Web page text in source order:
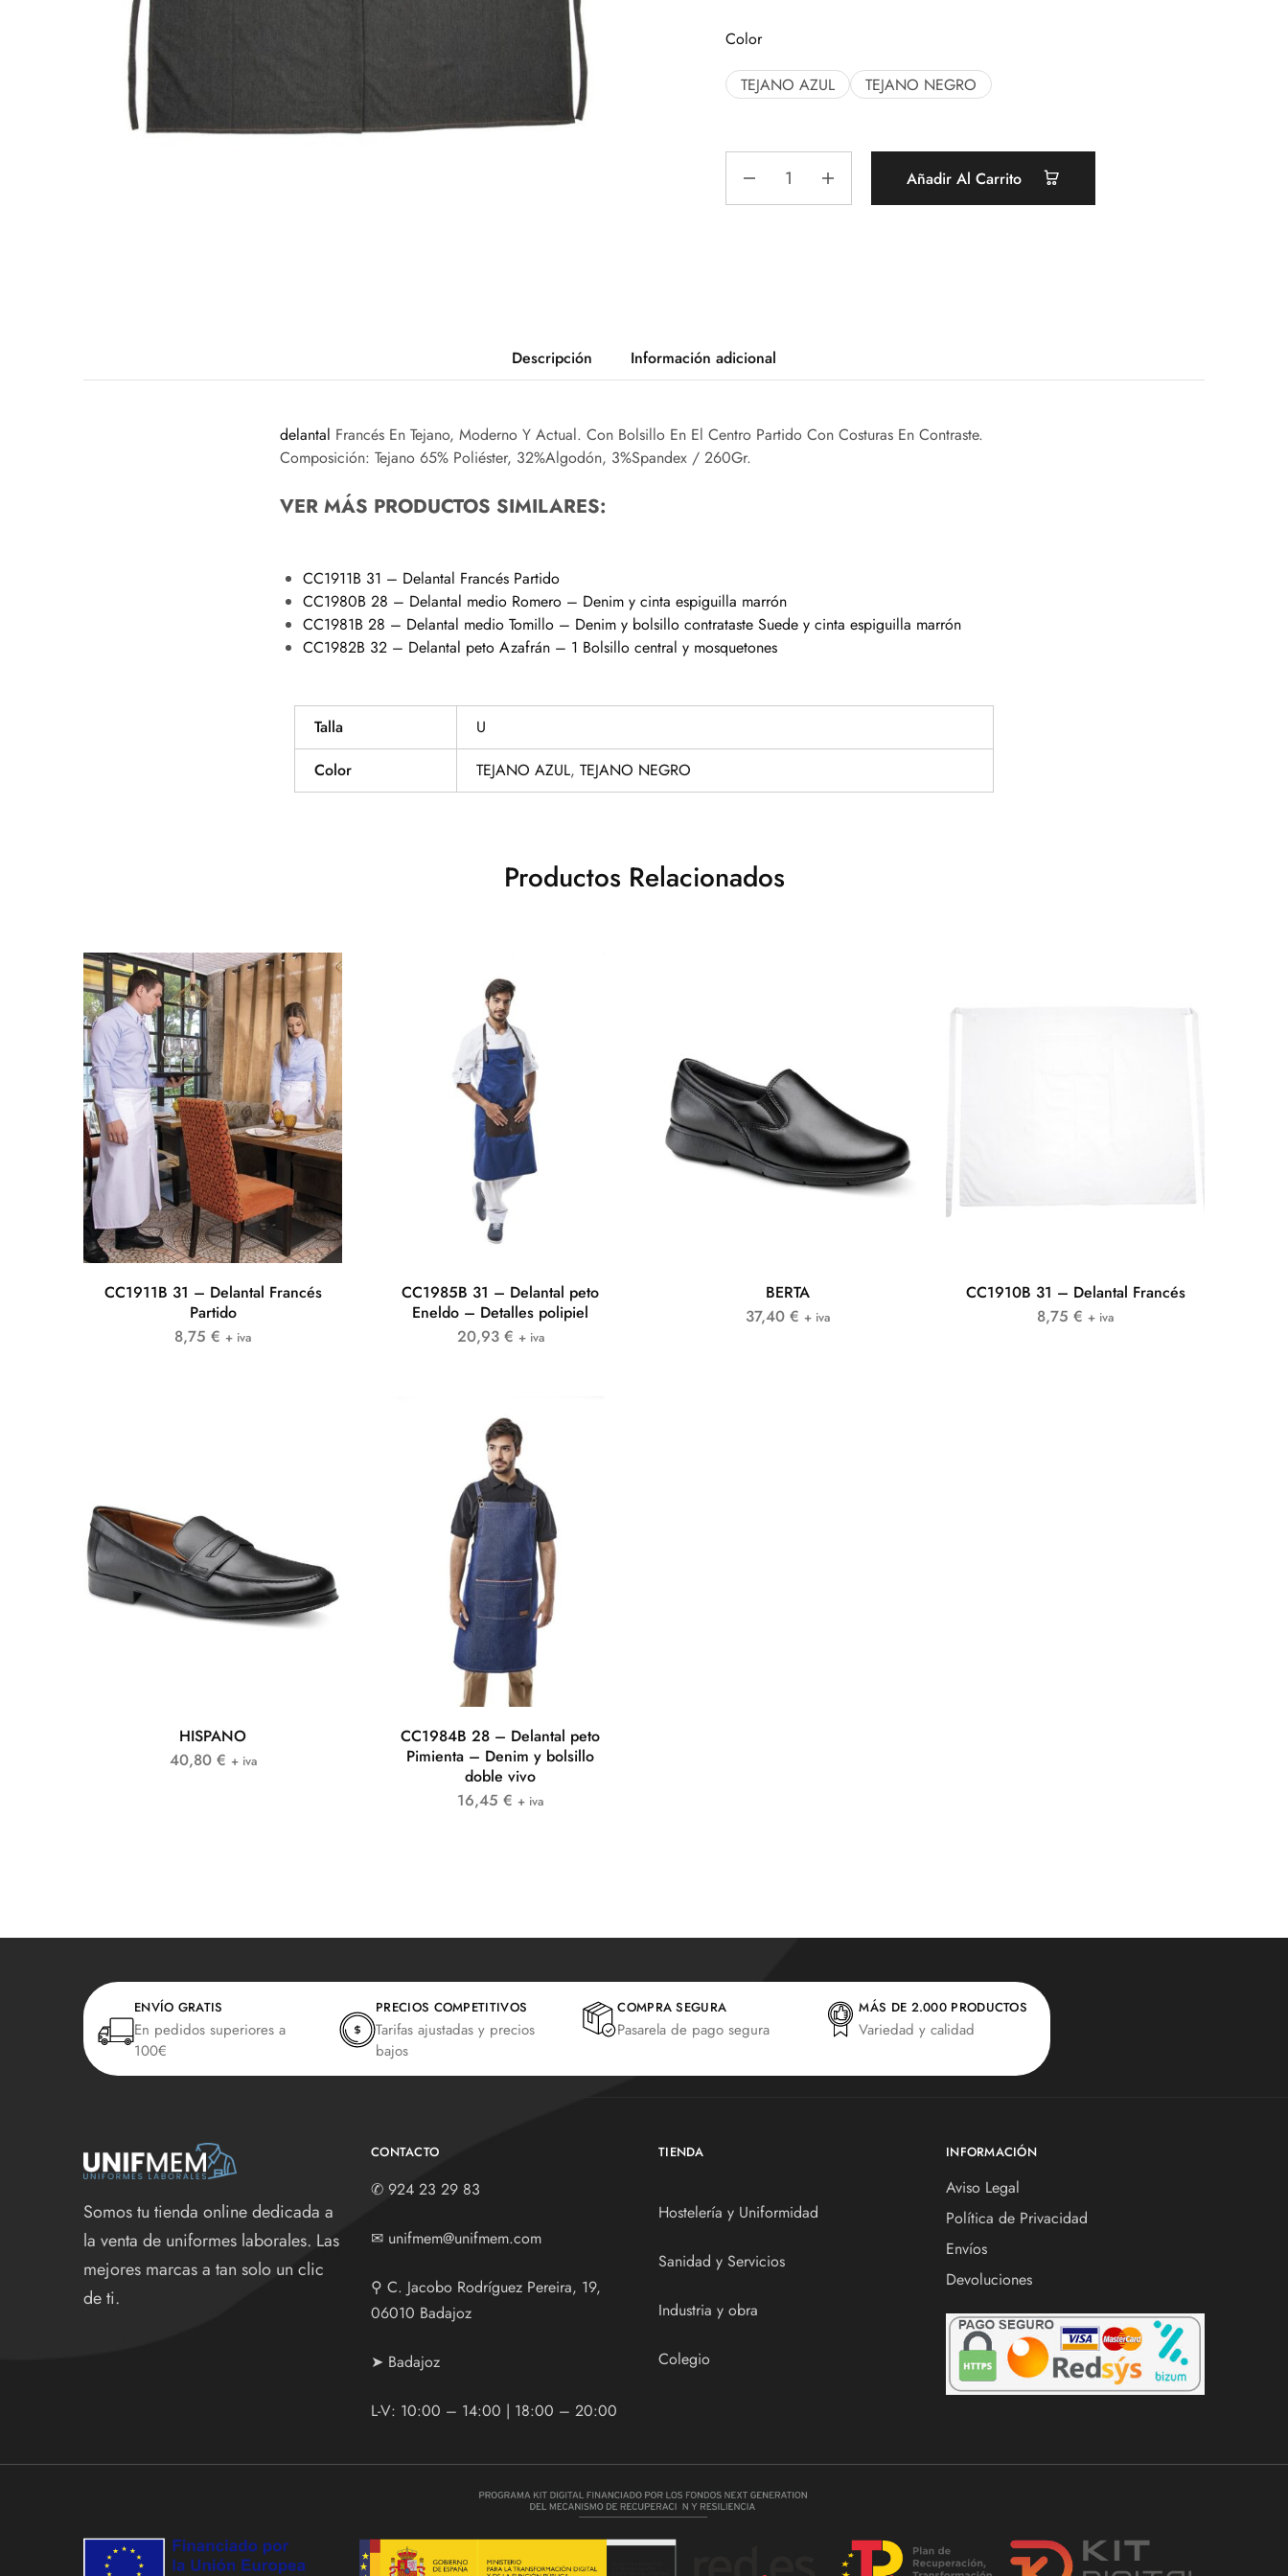
Color
TEJANO AZUL TEJANO NEGRO
Añadir Al Carrito
Descripción Información adicional
delantal Francés En Tejano, Moderno Y Actual. Con Bolsillo En El Centro Partido Con Costuras En Contraste.
Composición: Tejano 65% Poliéster, 32%Algodón, 3%Spandex / 260Gr.
VER MÁS PRODUCTOS SIMILARES:
CC1911B 31 – Delantal Francés Partido
CC1980B 28 – Delantal medio Romero – Denim y cinta espiguilla marrón
CC1981B 28 – Delantal medio Tomillo – Denim y bolsillo contrataste Suede y cinta espiguilla marrón
CC1982B 32 – Delantal peto Azafrán – 1 Bolsillo central y mosquetones
Talla
U
Color
TEJANO AZUL, TEJANO NEGRO
Productos Relacionados
CC1911B 31 – Delantal Francés
Partido
8,75 € + iva
CC1985B 31 – Delantal peto
Eneldo – Detalles polipiel
20,93 € + iva
BERTA
37,40 € + iva
CC1910B 31 – Delantal Francés
8,75 € + iva
HISPANO
40,80 € + iva
CC1984B 28 – Delantal peto
Pimienta – Denim y bolsillo
doble vivo
16,45 € + iva
ENVÍO GRATIS
En pedidos superiores a
100€
PRECIOS COMPETITIVOS
Tarifas ajustadas y precios
bajos
COMPRA SEGURA
Pasarela de pago segura
MÁS DE 2.000 PRODUCTOS
Variedad y calidad
Somos tu tienda online dedicada a
la venta de uniformes laborales. Las
mejores marcas a tan solo un clic
de ti.
CONTACTO
✆ 924 23 29 83
✉ unifmem@unifmem.com
⚲ C. Jacobo Rodríguez Pereira, 19,
06010 Badajoz
➤ Badajoz
L-V: 10:00 – 14:00 | 18:00 – 20:00
TIENDA
Hostelería y Uniformidad
Sanidad y Servicios
Industria y obra
Colegio
INFORMACIÓN
Aviso Legal
Política de Privacidad
Envíos
Devoluciones